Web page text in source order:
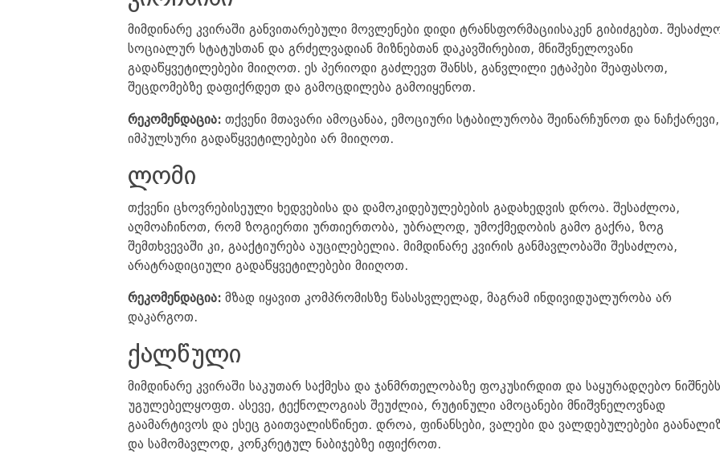
მიმდინარე კვირაში განვითარებული მოვლენები დიდი ტრანსფორმაციისაკენ გიბიძგებთ.
სოციალურ სტატუსთან და გრძელვადიან მიზნებთან დაკავშირებით, მნიშვნელოვანი
გადაწყვეტილებები მიიღოთ. ეს პერიოდი გაძლევთ შანსს, განვლილი ეტაპები შეაფასოთ,
შეცდომებზე დაფიქრდეთ და გამოცდილება გამოიყენოთ.
რეკომენდაცია: თქვენი მთავარი ამოცანაა, ემოციური სტაბილურობა შეინარჩუნოთ და ნაჩქარევი,
იმპულსური გადაწყვეტილებები არ მიიღოთ.
ლომი
თქვენი ცხოვრებისეული ხედვებისა და დამოკიდებულებების გადახედვის დროა. შესაძლოა,
აღმოაჩინოთ, რომ ზოგიერთი ურთიერთობა, უბრალოდ, უმოქმედობის გამო გაქრა, ზოგ
შემთხვევაში კი, გააქტიურება აუცილებელია. მიმდინარე კვირის განმავლობაში შესაძლოა,
არატრადიციული გადაწყვეტილებები მიიღოთ.
რეკომენდაცია: მზად იყავით კომპრომისზე წასასვლელად, მაგრამ ინდივიდუალურობა არ
დაკარგოთ.
ქალწული
მიმდინარე კვირაში საკუთარ საქმესა და ჯანმრთელობაზე ფოკუსირდით და საყურადღებო
უგულებელყოფთ. ასევე, ტექნოლოგიას შეუძლია, რუტინული ამოცანები მნიშვნელოვნად
გაამარტივოს და ესეც გაითვალისწინეთ. დროა, ფინანსები, ვალები და ვალდებულებები
და სამომავლოდ, კონკრეტულ ნაბიჯებზე იფიქროთ.